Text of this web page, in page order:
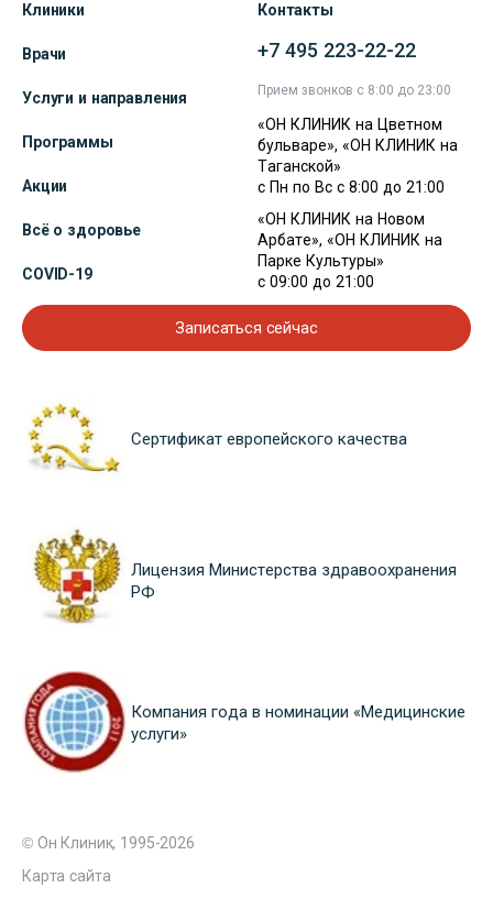
Клиники
Врачи
Услуги и направления
Программы
Акции
Всё о здоровье
COVID-19
Контакты
+7 495 223-22-22
Прием звонков с 8:00 до 23:00
«ОН КЛИНИК на Цветном
бульваре», «ОН КЛИНИК на
Таганской»
с Пн по Вс с 8:00 до 21:00
«ОН КЛИНИК на Новом
Арбате», «ОН КЛИНИК на
Парке Культуры»
с 09:00 до 21:00
Записаться сейчас
Сертификат европейского качества
Лицензия Министерства здравоохранения
РФ
Компания года в номинации «Медицинские
услуги»
© Он Клиник, 1995-2026
Карта сайта